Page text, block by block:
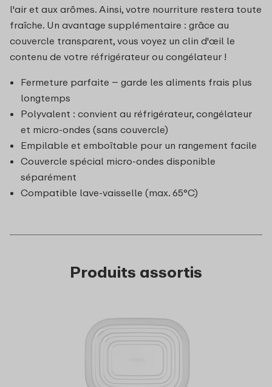
l'air et aux arômes. Ainsi, votre nourriture restera toute
fraîche. Un avantage supplémentaire : grâce au
couvercle transparent, vous voyez un clin d'œil le
contenu de votre réfrigérateur ou congélateur !
Fermeture parfaite – garde les aliments frais plus
longtemps
Polyvalent : convient au réfrigérateur, congélateur
et micro-ondes (sans couvercle)
Empilable et emboîtable pour un rangement facile
Couvercle spécial micro-ondes disponible
séparément
Compatible lave-vaisselle (max. 65°C)
Produits assortis